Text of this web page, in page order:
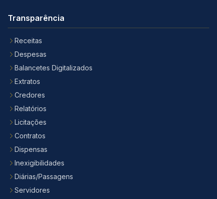
Transparência
Receitas
Despesas
Balancetes Digitalizados
Extratos
Credores
Relatórios
Licitações
Contratos
Dispensas
Inexigibilidades
Diárias/Passagens
Servidores